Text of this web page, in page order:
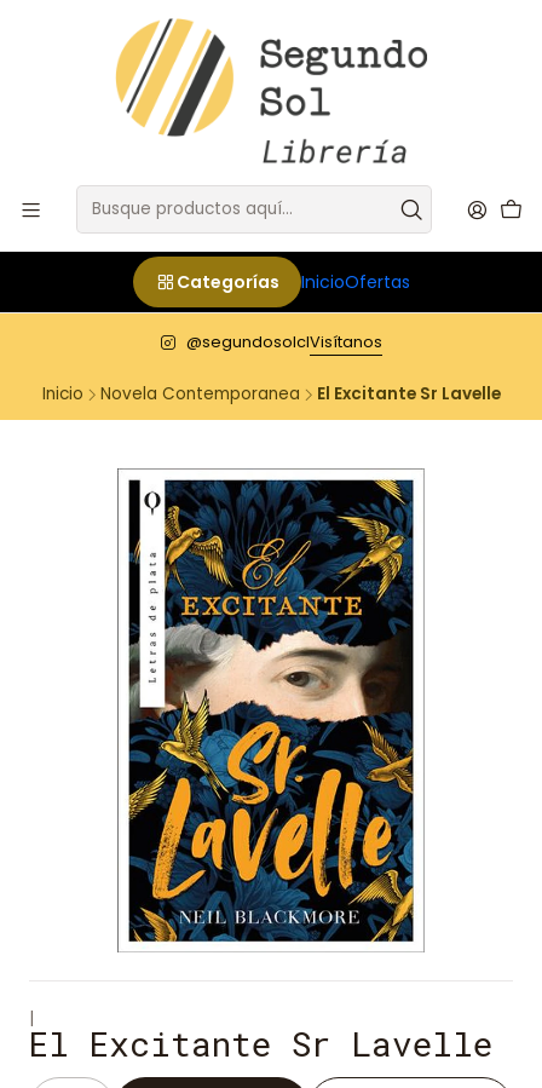
Categorías InicioOfertas
@segundosolclVisítanos
Inicio Novela Contemporanea El Excitante Sr Lavelle
|
El Excitante Sr Lavelle